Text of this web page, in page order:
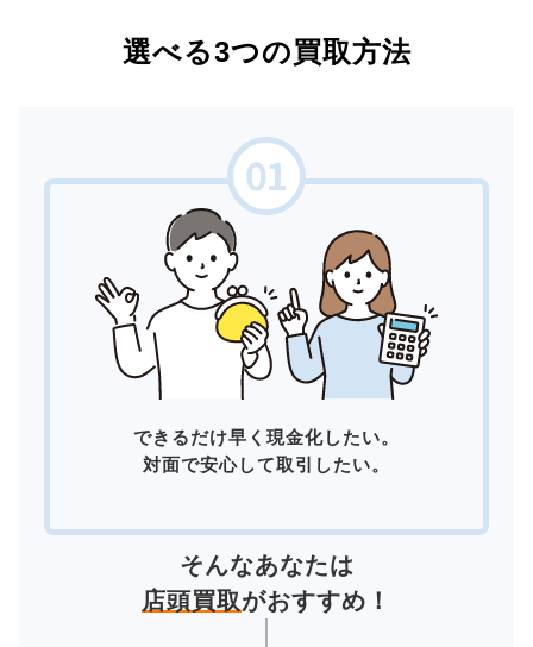
選べる3つの買取方法
できるだけ早く現金化したい。
対面で安心して取引したい。
そんなあなたは
店頭買取がおすすめ！